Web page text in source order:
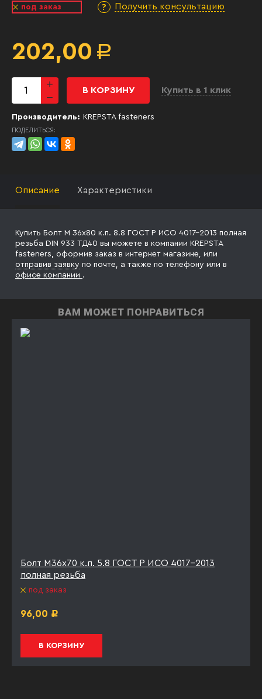
под заказ Получить консультацию
202,00 Р
В КОРЗИНУ Купить в 1 клик
Производитель: KREPSTA fasteners
ПОДЕЛИТЬСЯ:
Описание Характеристики
Купить Болт М 36х80 к.п. 8.8 ГОСТ Р ИСО 4017-2013 полная
резьба DIN 933 ТД40 вы можете в компании KREPSTA
fasteners, оформив заказ в интернет магазине, или
отправив заявку по почте, а также по телефону или в
офисе компании .
ВАМ МОЖЕТ ПОНРАВИТЬСЯ
Болт М36х70 к.п. 5.8 ГОСТ Р ИСО 4017-2013
полная резьба
под заказ
96,00 Р
В КОРЗИНУ